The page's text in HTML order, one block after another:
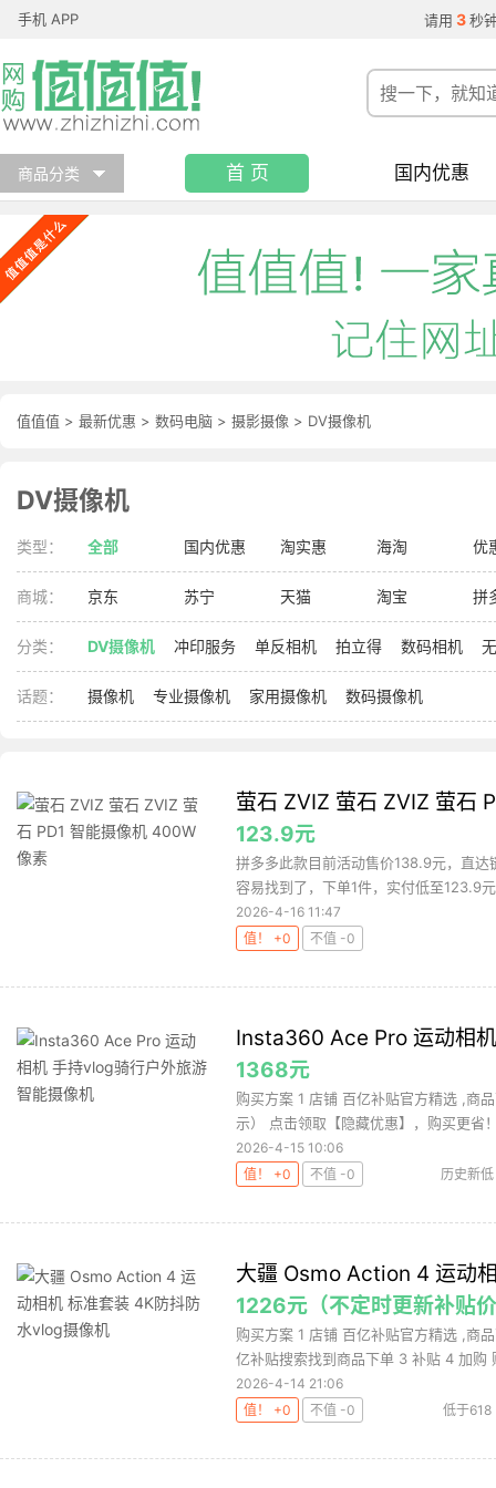
手机 APP 请用 3 秒
商品分类 首 页 国内优惠
值值值 > 最新优惠 > 数码电脑 > 摄影摄像 > DV摄像机
DV摄像机
类型： 全部 国内优惠 淘实惠 海淘 优
商城： 京东 苏宁 天猫 淘宝 拼
分类： DV摄像机 冲印服务 单反相机 拍立得 数码相机
话题： 摄像机 专业摄像机 家用摄像机 数码摄像机
萤石 ZVIZ 萤石 ZVIZ 萤石
123.9元
拼多多此款目前活动售价138.9元，直
容易找到了，下单1件，实付低至123.9
2026-4-16 11:47
值！ +0
不值 -0
Insta360 Ace Pro 运动相
1368元
购买方案 1 店铺 百亿补贴官方精选 ,商
示） 点击领取【隐藏优惠】，购买更省
2026-4-15 10:06
值！ +0
不值 -0 历史新低
大疆 Osmo Action 4 运动
1226元（不定时更新补贴
购买方案 1 店铺 百亿补贴官方精选 ,商
亿补贴搜索找到商品下单 3 补贴 4 加购
2026-4-14 21:06
值！ +0
不值 -0
低于618